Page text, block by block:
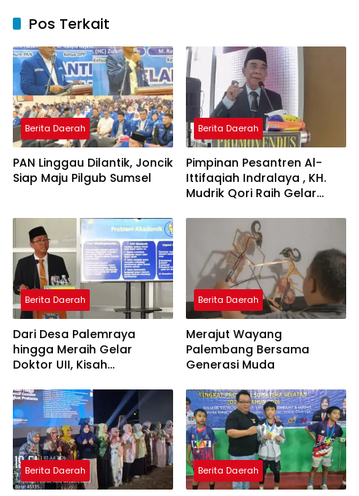
Pos Terkait
Berita Daerah
PAN Linggau Dilantik, Joncik
Siap Maju Pilgub Sumsel
Berita Daerah
Pimpinan Pesantren Al-
Ittifaqiah Indralaya , KH.
Mudrik Qori Raih Gelar
Model Pembelajaran
Nagham Al-Qur’an di UMM
Berita Daerah
Dari Desa Palemraya
hingga Meraih Gelar
Doktor UII, Kisah
Yogyakarta yang Pernah
Menjadi Driver Taksi Online
Berita Daerah
Merajut Wayang
Palembang Bersama
Generasi Muda
Berita Daerah Berita Daerah